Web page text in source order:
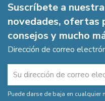
Suscríbete a
novedades, ofertas
consejos y mucho
Dirección de correo
Puede darse de baja en